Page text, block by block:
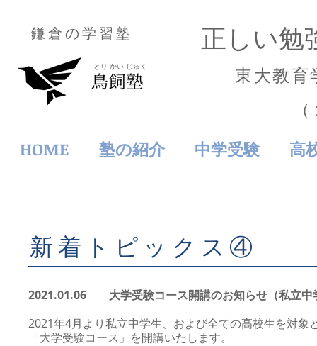
鎌倉の学習塾
とり かい じゅく
正しい勉
東大教育
HOME
塾の紹介 中学受験 高
​新着トピックス ④
2021.01.06 大学受験コース開講のお知らせ （私立
2021年4月より私立中学生、および全ての高校生を対象
「大学受験コース」を開講いたします。